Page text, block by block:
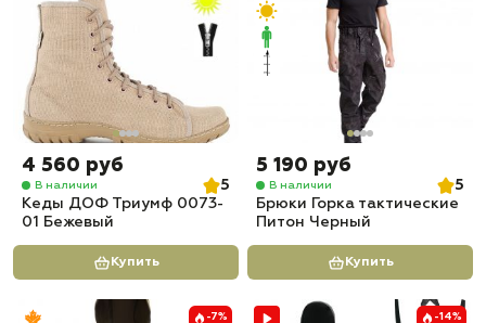
4 560 руб
В наличии
5
Кеды ДОФ Триумф 0073-
01 Бежевый
Купить
5 190 руб
В наличии
5
Брюки Горка тактические
Питон Черный
Купить
-7% -14%